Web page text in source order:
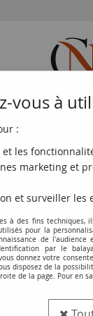
DU MONDE
Billet France
Réf. :100116045
vous à
:
les
marketing et
et surveiller les
à des fins techniques,
pour la
de
par le
donnez votre
disposez de la
de la page. Pour en